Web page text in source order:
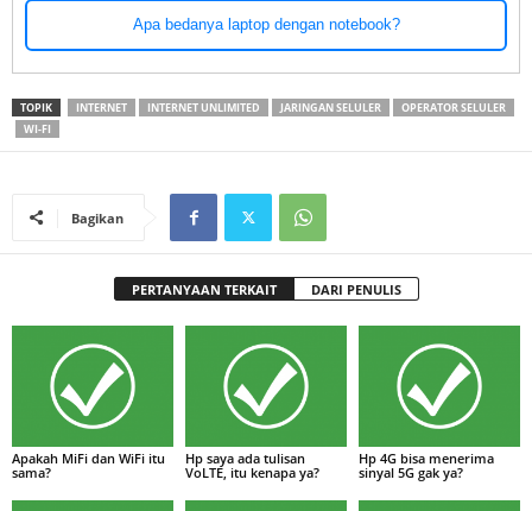
Apa bedanya laptop dengan notebook?
TOPIK INTERNET INTERNET UNLIMITED JARINGAN SELULER
OPERATOR SELULER
WI-FI
Bagikan
PERTANYAAN TERKAIT DARI PENULIS
Apakah MiFi dan WiFi itu
sama?
Hp saya ada tulisan
VoLTE, itu kenapa ya?
Hp 4G bisa menerima
sinyal 5G gak ya?